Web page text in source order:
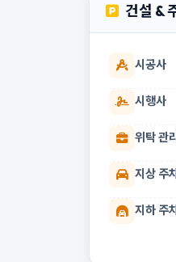
건설 &
시공사
시행사
위탁 관
지상 주
지하 주